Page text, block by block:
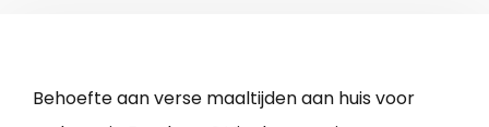
Behoefte aan verse maaltijden aan huis voor